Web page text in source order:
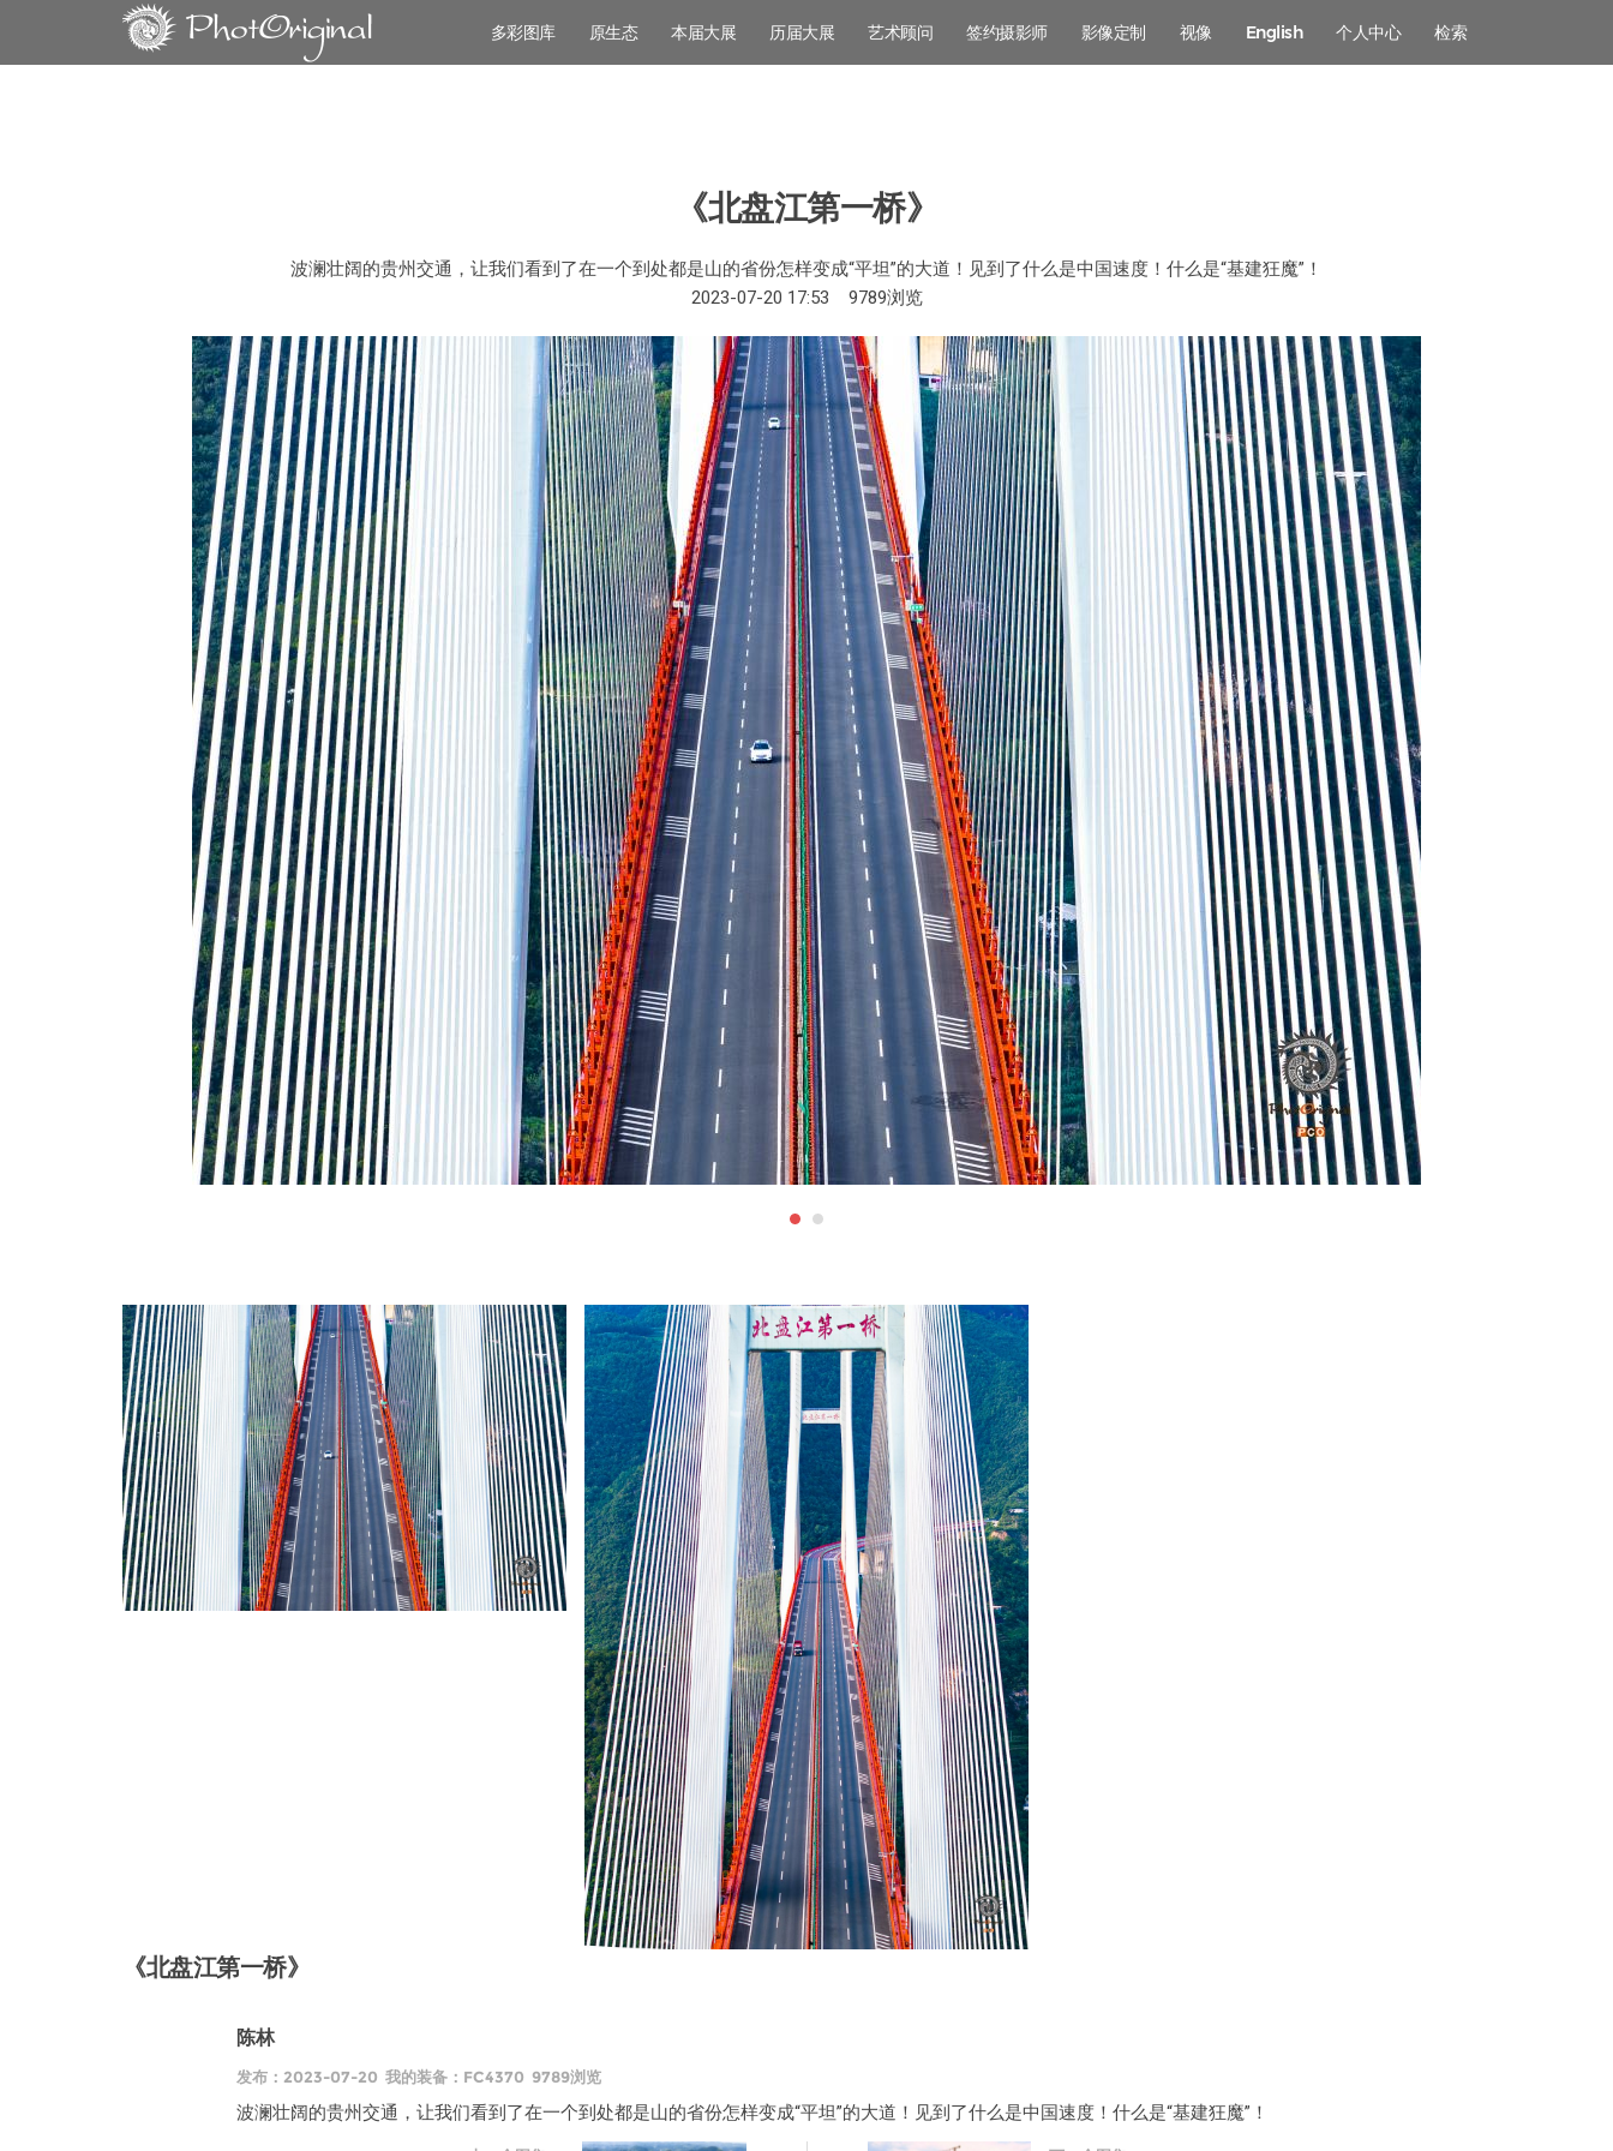
多彩图库 原生态 本届大展 历届大展 艺术顾问 签约摄影师 影像定制 视像 English 个人中心 检索
《北盘江第一桥》
波澜壮阔的贵州交通，让我们看到了在一个到处都是山的省份怎样变成“平坦”的大道！见到了什么是中国速度！什么是“基建狂魔”！
2023-07-20 17:53
9789浏览
《北盘江第一桥》
陈林
发布：2023-07-20 我的装备：FC4370 9789浏览
波澜壮阔的贵州交通，让我们看到了在一个到处都是山的省份怎样变成“平坦”的大道！见到了什么是中国速度！什么是“基建狂魔”！